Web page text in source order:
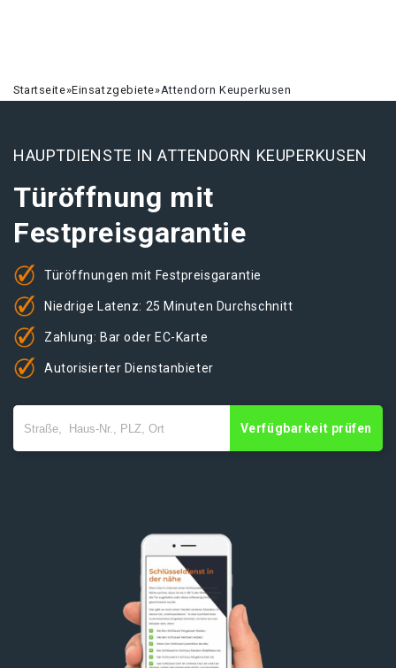
Startseite»Einsatzgebiete»Attendorn Keuperkusen
HAUPTDIENSTE IN ATTENDORN KEUPERKUSEN
Türöffnung mit
Festpreisgarantie
Türöffnungen mit Festpreisgarantie
Niedrige Latenz: 25 Minuten Durchschnitt
Zahlung: Bar oder EC-Karte
Autorisierter Dienstanbieter
Verfügbarkeit prüfen